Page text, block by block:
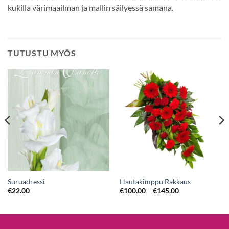
kukilla värimaailman ja mallin säilyessä samana.
TUTUSTU MYÖS
Suruadressi
€22.00
Hautakimppu Rakkaus
€100.00– €145.00